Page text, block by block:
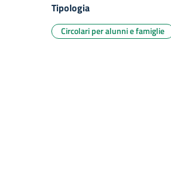
Tipologia
Circolari per alunni e famiglie